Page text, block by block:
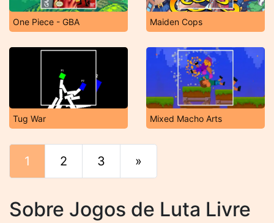
One Piece - GBA Maiden Cops
Tug War Mixed Macho Arts
1 2 3 »
Sobre Jogos de Luta Livre